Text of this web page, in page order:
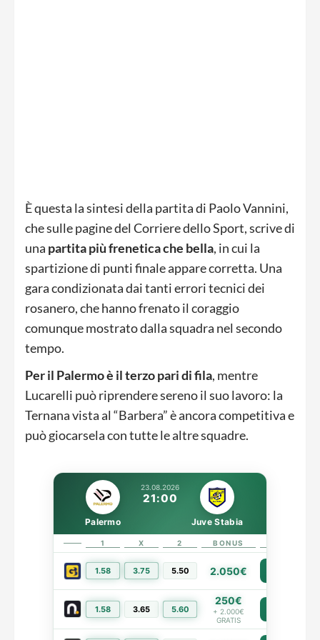
È questa la sintesi della partita di Paolo Vannini,
che sulle pagine del Corriere dello Sport, scrive di
una partita più frenetica che bella, in cui la
spartizione di punti finale appare corretta. Una
gara condizionata dai tanti errori tecnici dei
rosanero, che hanno frenato il coraggio
comunque mostrato dalla squadra nel secondo
tempo.
Per il Palermo è il terzo pari di fila, mentre
Lucarelli può riprendere sereno il suo lavoro: la
Ternana vista al “Barbera” è ancora competitiva e
può giocarsela con tutte le altre squadre.
23.08.2026
21:00
Palermo Juve Stabia
1 X 2 BONUS
1.58 3.75 5.50 2.050€
1.58 3.65 5.60
250€
+ 2.000€
GRATIS